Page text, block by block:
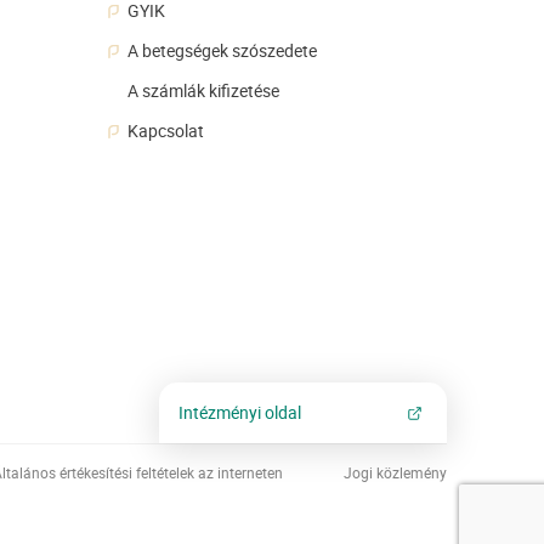
GYIK
A betegségek szószedete
A számlák kifizetése
Kapcsolat
Intézményi oldal
értékesítési feltételek az interneten Jogi közlemény